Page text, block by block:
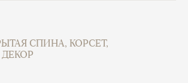
СПИНА, КОРСЕТ,